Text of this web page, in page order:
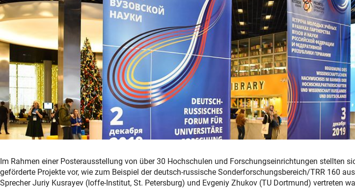
Im Rahmen einer Posterausstellung von über 30 Hochschulen und Forschungseinrichtungen stellten
geförderte Projekte vor, wie zum Beispiel der deutsch-russische Sonderforschungsbereich/TRR 160
Sprecher Juriy Kusrayev (Ioffe-Institut, St. Petersburg) und Evgeniy Zhukov (TU Dortmund) vertreten